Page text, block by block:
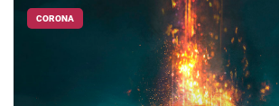
CORONA